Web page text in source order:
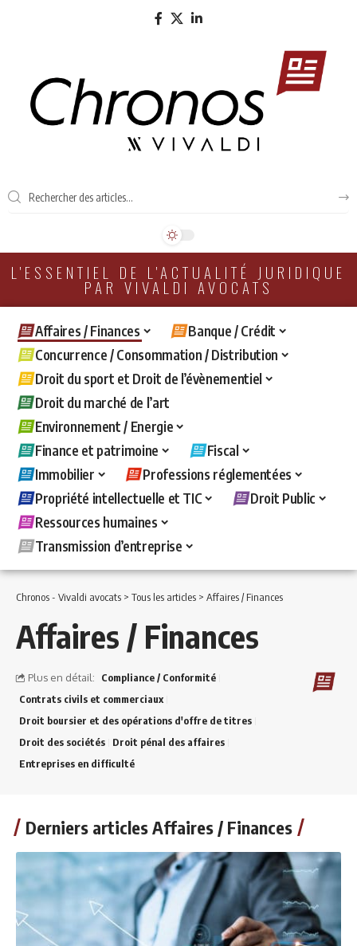
L'ESSENTIEL DE L'ACTUALITÉ JURIDIQUE
PAR VIVALDI AVOCATS
Affaires / Finances
Banque / Crédit
Concurrence / Consommation / Distribution
Droit du sport et Droit de l’évènementiel
Droit du marché de l’art
Environnement / Energie
Finance et patrimoine
Fiscal
Immobilier
Professions réglementées
Propriété intellectuelle et TIC
Droit Public
Ressources humaines
Transmission d’entreprise
Chronos - Vivaldi avocats > Tous les articles > Affaires / Finances
Affaires / Finances
Plus en détail:
Compliance / Conformité
Contrats civils et commerciaux
Droit boursier et des opérations d'offre de titres
Droit des sociétés
Droit pénal des affaires
Entreprises en difficulté
Derniers articles Affaires / Finances